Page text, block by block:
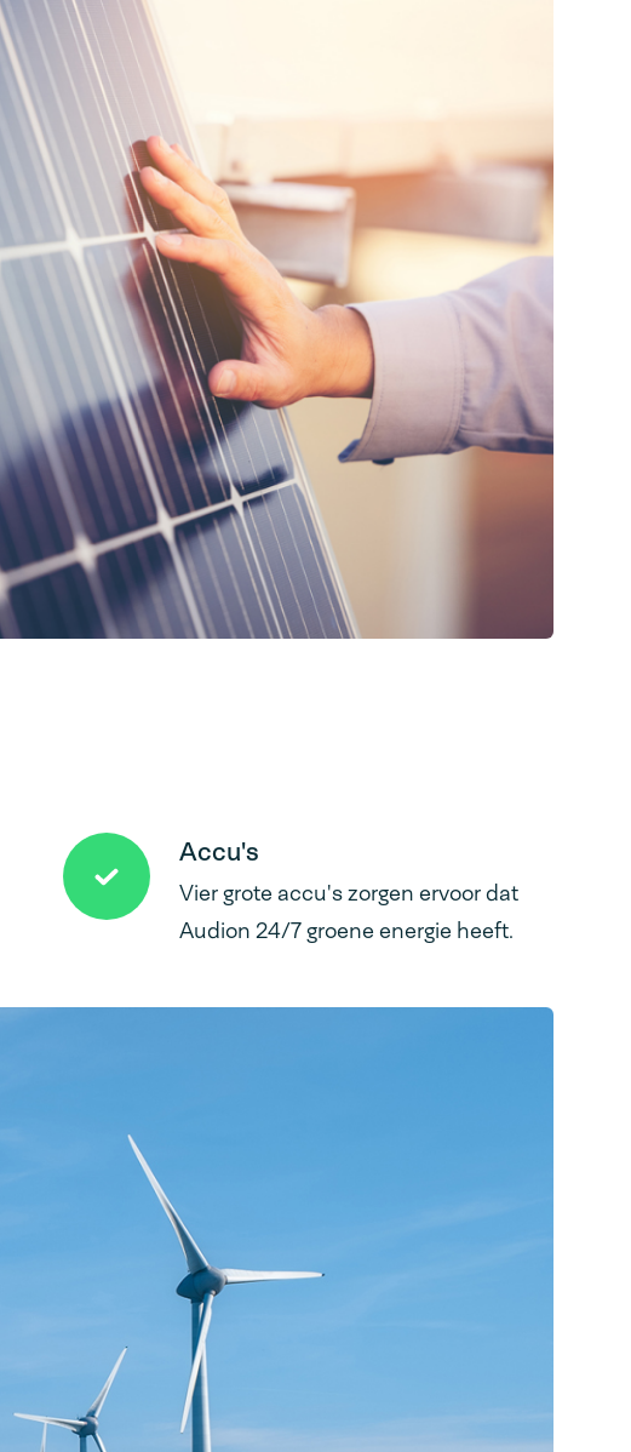
Accu's
Vier grote accu's zorgen ervoor dat
Audion 24/7 groene energie heeft.